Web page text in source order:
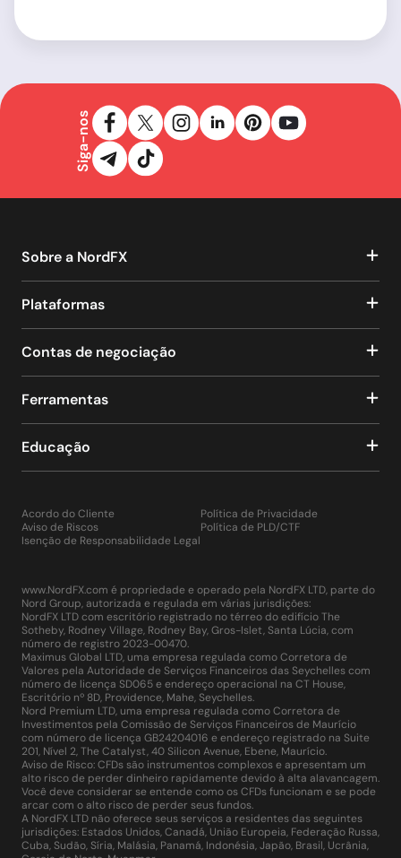
Siga-nos
Sobre a NordFX
Plataformas
Contas de negociação
Ferramentas
Educação
Acordo do Cliente
Aviso de Riscos
Isenção de Responsabilidade Legal
Política de Privacidade
Política de PLD/CTF
www.NordFX.com é propriedade e operado pela NordFX LTD, parte do
Nord Group, autorizada e regulada em várias jurisdições:
NordFX LTD com escritório registrado no térreo do edifício The
Sotheby, Rodney Village, Rodney Bay, Gros-Islet, Santa Lúcia, com
número de registro 2023-00470.
Maximus Global LTD, uma empresa regulada como Corretora de
Valores pela Autoridade de Serviços Financeiros das Seychelles com
número de licença SD065 e endereço operacional na CT House,
Escritório nº 8D, Providence, Mahe, Seychelles.
Nord Premium LTD, uma empresa regulada como Corretora de
Investimentos pela Comissão de Serviços Financeiros de Maurício
com número de licença GB24204016 e endereço registrado na Suite
201, Nível 2, The Catalyst, 40 Silicon Avenue, Ebene, Maurício.
Aviso de Risco: CFDs são instrumentos complexos e apresentam um
alto risco de perder dinheiro rapidamente devido à alta alavancagem.
Você deve considerar se entende como os CFDs funcionam e se pode
arcar com o alto risco de perder seus fundos.
A NordFX LTD não oferece seus serviços a residentes das seguintes
jurisdições: Estados Unidos, Canadá, União Europeia, Federação Russa,
Cuba, Sudão, Síria, Malásia, Panamá, Indonésia, Japão, Brasil, Ucrânia,